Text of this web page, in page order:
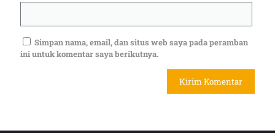
Simpan nama, email, dan situs web saya pada peramban
ini untuk komentar saya berikutnya.